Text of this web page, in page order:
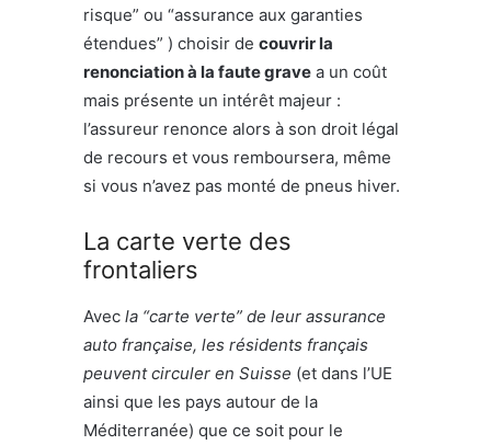
risque” ou “assurance aux garanties
étendues” ) choisir de couvrir la
renonciation à la faute grave a un coût
mais présente un intérêt majeur :
l’assureur renonce alors à son droit légal
de recours et vous remboursera, même
si vous n’avez pas monté de pneus hiver.
La carte verte des
frontaliers
Avec la “carte verte” de leur assurance
auto française, les résidents français
peuvent circuler en Suisse (et dans l’UE
ainsi que les pays autour de la
Méditerranée) que ce soit pour le